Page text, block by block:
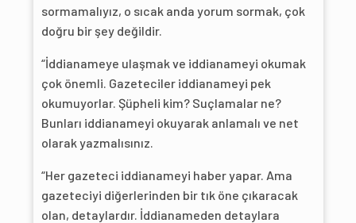
sormamalıyız, o sıcak anda yorum sormak, çok
doğru bir şey değildir.
“İddianameye ulaşmak ve iddianameyi okumak
çok önemli. Gazeteciler iddianameyi pek
okumuyorlar. Şüpheli kim? Suçlamalar ne?
Bunları iddianameyi okuyarak anlamalı ve net
olarak yazmalısınız.
“Her gazeteci iddianameyi haber yapar. Ama
gazeteciyi diğerlerinden bir tık öne çıkaracak
olan, detaylardır. İddianameden detaylara